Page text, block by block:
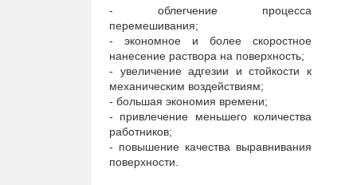
- облегчение процесса
перемешивания;
- экономное и более скоростное
нанесение раствора на поверхность;
- увеличение адгезии и стойкости к
механическим воздействиям;
- большая экономия времени;
- привлечение меньшего количества
работников;
- повышение качества выравнивания
поверхности.